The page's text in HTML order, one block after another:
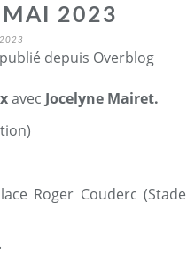
2023
depuis Overblog
avec Jocelyne Mairet.
Roger Couderc (Stade